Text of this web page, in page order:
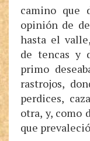
camino que
opinión de
hasta el
de tencas y
primo
rastrojos,
perdices,
otra, y, como
que